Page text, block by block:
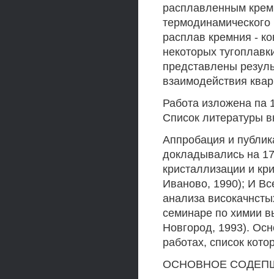
расплавленным
термодинамического
расплав кремния -
некоторых
представлены
взаимодействия
Работа изложена па
Список литературы
Аппробация и
докладывались на
кристаллизации и
Иваново, 1990); И
анализа
семинаре по химии
Новгород, 1993).
работах, список
ОСНОВНОЕ